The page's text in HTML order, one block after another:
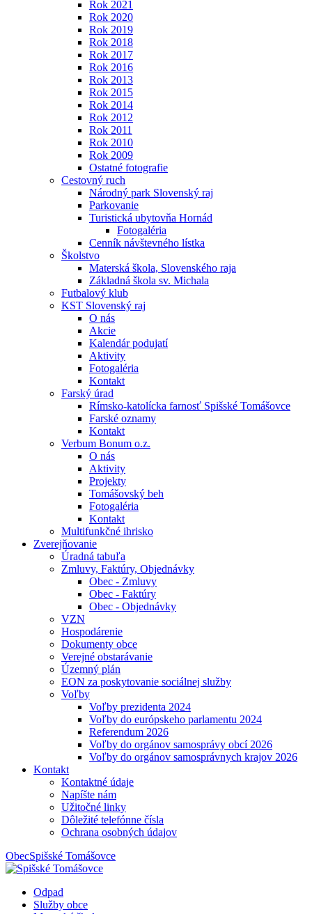
Rok 2021
Rok 2020
Rok 2019
Rok 2018
Rok 2017
Rok 2016
Rok 2013
Rok 2015
Rok 2014
Rok 2012
Rok 2011
Rok 2010
Rok 2009
Ostatné fotografie
Cestovný ruch
Národný park Slovenský raj
Parkovanie
Turistická ubytovňa Hornád
Fotogaléria
Cenník návštevného lístka
Školstvo
Materská škola, Slovenského raja
Základná škola sv. Michala
Futbalový klub
KST Slovenský raj
O nás
Akcie
Kalendár podujatí
Aktivity
Fotogaléria
Kontakt
Farský úrad
Rímsko-katolícka farnosť Spišské Tomášovce
Farské oznamy
Kontakt
Verbum Bonum o.z.
O nás
Aktivity
Projekty
Tomášovský beh
Fotogaléria
Kontakt
Multifunkčné ihrisko
Zverejňovanie
Úradná tabuľa
Zmluvy, Faktúry, Objednávky
Obec - Zmluvy
Obec - Faktúry
Obec - Objednávky
VZN
Hospodárenie
Dokumenty obce
Verejné obstarávanie
Územný plán
EON za poskytovanie sociálnej služby
Voľby
Voľby prezidenta 2024
Voľby do európskeho parlamentu 2024
Referendum 2026
Voľby do orgánov samosprávy obcí 2026
Voľby do orgánov samosprávnych krajov 2026
Kontakt
Kontaktné údaje
Napíšte nám
Užitočné linky
Dôležité telefónne čísla
Ochrana osobných údajov
ObecSpišské Tomášovce
Odpad
Služby obce